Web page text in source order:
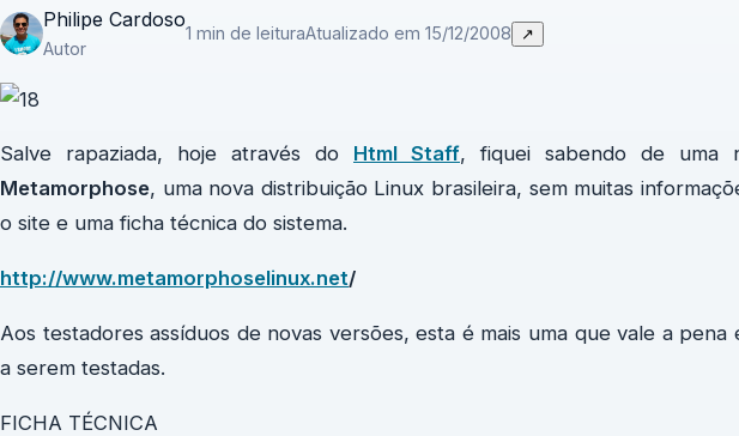
Philipe Cardoso
Autor
1 min de leituraAtualizado em 15/12/2008 ↗
Salve rapaziada, hoje através do Html Staff, fiquei sabendo de uma
Metamorphose, uma nova distribuição Linux brasileira, sem muitas
o site e uma ficha técnica do sistema.
http://www.metamorphoselinux.net/
Aos testadores assíduos de novas versões, esta é mais uma que vale a
a serem testadas.
FICHA TÉCNICA